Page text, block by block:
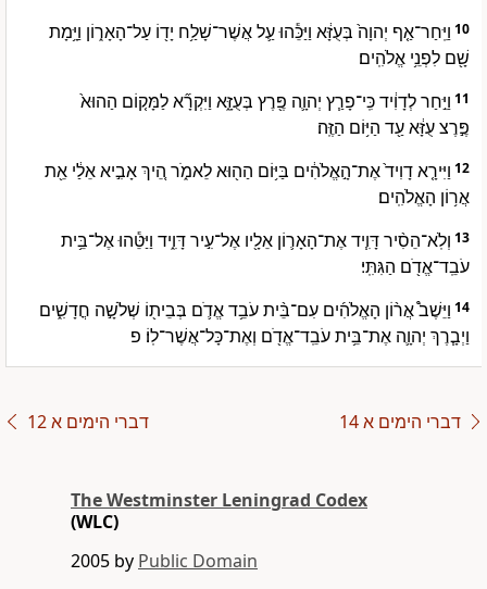
10 וַיִּֽחַר־אַ֤ף יְהוָה֙ בְּעֻזָּ֔א וַיַּכֵּ֕הוּ עַ֛ל אֲשֶׁר־שָׁלַ֥ח יָד֖וֹ עַל־הָאָר֑וֹן וַיָּ֥מָת
שָׁ֖ם לִפְנֵ֥י אֱלֹהִֽים׃
11 וַיִּ֣חַר לְדָוִ֔יד כִּֽי־פָרַ֧ץ יְהוָ֛ה פֶּ֖רֶץ בְּעֻזָּ֑א וַיִּקְרָ֞א לַמָּק֤וֹם הַהוּא֙
פֶּ֣רֶצ עֻזָּ֔א עַ֖ד הַיּ֥וֹם הַזֶּֽה׃
12 וַיִּירָ֤א דָוִיד֙ אֶת־הָ֣אֱלֹהִ֔ים בַּיּ֥וֹם הַה֖וּא לֵאמֹ֑ר הֵ֚יךְ אָבִ֣יא אֵלַ֔י אֵ֖ת
אֲר֥וֹן הָאֱלֹהִֽים׃
13 וְלֹֽא־הֵסִ֨יר דָּוִ֧יד אֶת־הָאָר֛וֹן אֵלָ֖יו אֶל־עִ֣יר דָּוִ֑יד וַיַּטֵּ֕הוּ אֶל־בֵּ֥ית
עֹבֵֽד־אֱדֹ֖ם הַגִּתִּֽי׃
14 וַיֵּשֶׁב֩ אֲר֨וֹן הָאֱלֹהִ֜ים עִם־בֵּ֨ית עֹבֵ֥ד אֱדֹ֛ם בְּבֵית֖וֹ שְׁלֹשָׁ֣ה חֳדָשִׁ֑ים
וַיְבָ֧רֶךְ יְהוָ֛ה אֶת־בֵּ֥ית עֹבֵֽד־אֱדֹ֖ם וְאֶת־כָּל־אֲשֶׁר־לֽוֹ׃ פ
דברי הימים א 12 דברי הימים א 14
The Westminster Leningrad Codex
(WLC)
2005 by Public Domain